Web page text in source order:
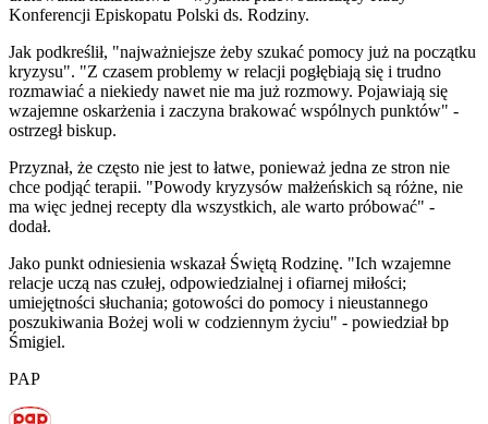
Konferencji Episkopatu Polski ds. Rodziny.
Jak podkreślił, "najważniejsze żeby szukać pomocy już na początku
kryzysu". "Z czasem problemy w relacji pogłębiają się i trudno
rozmawiać a niekiedy nawet nie ma już rozmowy. Pojawiają się
wzajemne oskarżenia i zaczyna brakować wspólnych punktów" -
ostrzegł biskup.
Przyznał, że często nie jest to łatwe, ponieważ jedna ze stron nie
chce podjąć terapii. "Powody kryzysów małżeńskich są różne, nie
ma więc jednej recepty dla wszystkich, ale warto próbować" -
dodał.
Jako punkt odniesienia wskazał Świętą Rodzinę. "Ich wzajemne
relacje uczą nas czułej, odpowiedzialnej i ofiarnej miłości;
umiejętności słuchania; gotowości do pomocy i nieustannego
poszukiwania Bożej woli w codziennym życiu" - powiedział bp
Śmigiel.
PAP